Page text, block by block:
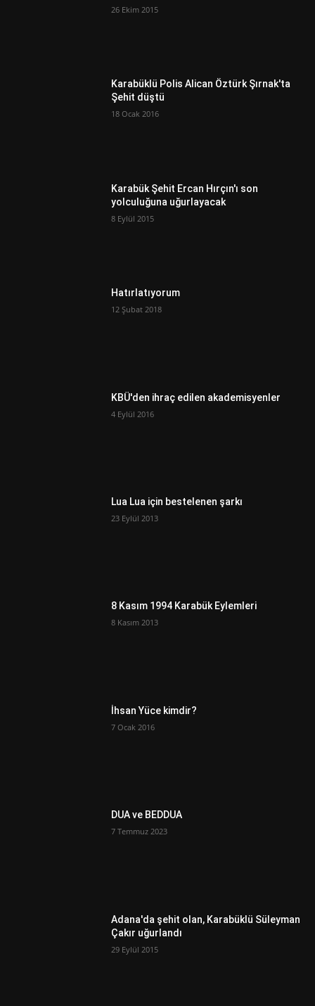
26 Ekim 2015
Karabüklü Polis Alican Öztürk Şırnak'ta
Şehit düştü
18 Ocak 2016
Karabük Şehit Ercan Hırçın'ı son
yolculuğuna uğurlayacak
8 Eylül 2015
Hatırlatıyorum
12 Şubat 2018
KBÜ'den ihraç edilen akademisyenler
4 Eylül 2016
Lua Lua için bestelenen şarkı
23 Eylül 2013
8 Kasım 1994 Karabük Eylemleri
8 Kasım 2013
İhsan Yüce kimdir?
7 Ocak 2016
DUA ve BEDDUA
7 Temmuz 2023
Adana'da şehit olan, Karabüklü Süleyman
Çakır uğurlandı
29 Eylül 2015